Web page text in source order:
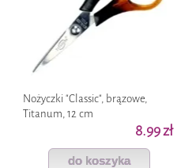
Nożyczki "Classic", brązowe,
Titanum, 12 cm
8.99 zł
do koszyka